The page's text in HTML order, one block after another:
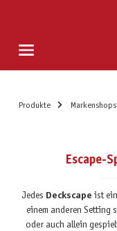
Produkte Markenshops
Escape-
Jedes Deckscape ist
einem anderen Setting
oder auch allein